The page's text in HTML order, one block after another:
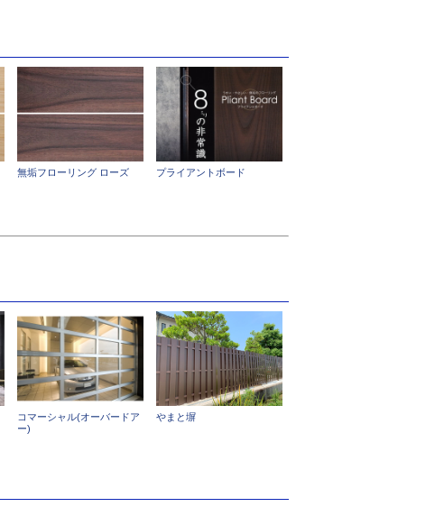
無垢フローリング ローズ プライアントボード
コマーシャル(オーバードア
ー)
やまと塀